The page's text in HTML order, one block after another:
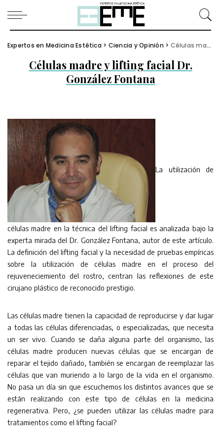
Expertos en Medicina Estética > Ciencia y Opinión > Células madre y lifting facial Dr. González Fontana
Células madre y lifting facial Dr.
González Fontana
La utilización de
células madre en la técnica del lifting facial es analizada bajo la
experta mirada del Dr. González Fontana, autor de este artículo.
La definición del lifting facial y la necesidad de pruebas empíricas
sobre la utilización de células madre en el proceso del
rejuveneciemiento del rostro, centran las reflexiones de este
cirujano plástico de reconocido prestigio.
Las células madre tienen la capacidad de reproducirse y dar lugar
a todas las células diferenciadas, o especializadas, que necesita
un ser vivo. Cuando se daña alguna parte del organismo, las
células madre producen nuevas células que se encargan de
reparar el tejido dañado, también se encargan de reemplazar las
células que van muriendo a lo largo de la vida en el organismo.
No pasa un día sin que escuchemos los distintos avances que se
están realizando con este tipo de células en la medicina
regenerativa. Pero, ¿se pueden utilizar las células madre para
tratamientos como el lifting facial?